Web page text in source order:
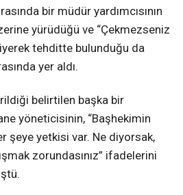
bir müdür yardımcısının
yürüdüğü ve “Çekmezseniz
tehditte bulunduğu da
yer aldı.
belirtilen başka bir
yöneticisinin, “Başhekimin
şeye yetkisi var. Ne diyorsak,
zorundasınız” ifadelerini